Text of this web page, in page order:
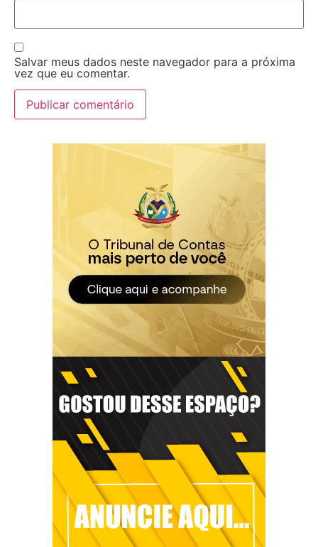
Salvar meus dados neste navegador para a próxima
vez que eu comentar.